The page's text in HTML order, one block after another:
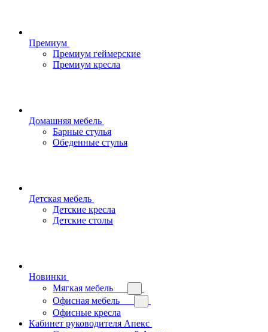
Премиум
Премиум геймерские
Премиум кресла
Домашняя мебель
Барные стулья
Обеденные стулья
Детская мебель
Детские кресла
Детские столы
Новинки
Мягкая мебель
Офисная мебель
Офисные кресла
Кабинет руководителя Апекс